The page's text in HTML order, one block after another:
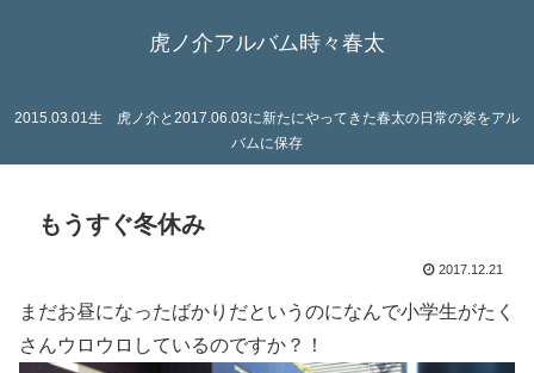
虎ノ介アルバム時々春太
2015.03.01生 虎ノ介と2017.06.03に新たにやってきた春太の日常の姿をアル
バムに保存
もうすぐ冬休み
2017.12.21
まだお昼になったばかりだというのになんで小学生がたく
さんウロウロしているのですか？！